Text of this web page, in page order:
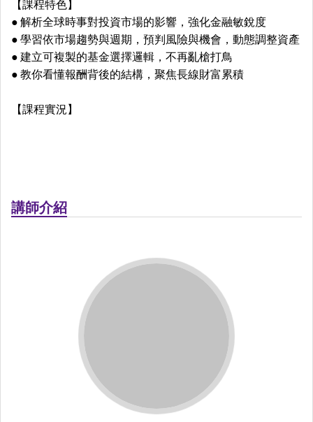
【課程特色】
● 解析全球時事對投資市場的影響，強化金融敏銳度
● 學習依市場趨勢與週期，預判風險與機會，動態調整資產
● 建立可複製的基金選擇邏輯，不再亂槍打鳥
● 教你看懂報酬背後的結構，聚焦長線財富累積
【課程實況】
講師介紹